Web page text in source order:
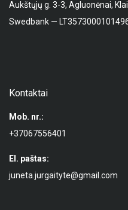
Aukštųjų g. 3-3, Agluonėnai,
Swedbank —
Kontaktai
Mob. nr.:
+37067556401
El. paštas:
juneta.jurgaityte@gmail.com